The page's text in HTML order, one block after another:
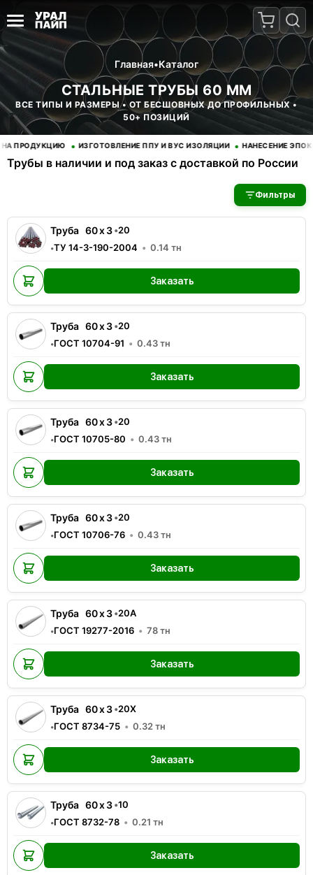
Главная•Каталог
СТАЛЬНЫЕ ТРУБЫ 60 ММ
ВСЕ ТИПЫ И РАЗМЕРЫ • ОТ БЕСШОВНЫХ ДО ПРОФИЛЬНЫХ •
50+ ПОЗИЦИЙ
• ИЗГОТОВЛЕНИЕ ППУ И ВУС ИЗОЛЯЦИИ • НАНЕСЕНИЕ
Трубы в наличии и под заказ с доставкой по России
В наличии 63 позиций трубы стальные. Купить трубы оптом
Фильтры
Труба 60x3•20
•ТУ 14-3-190-2004 0.14 тн
Заказать
Труба 60x3•20
•ГОСТ 10704-91 0.43тн
Заказать
Труба 60x3•20
•ГОСТ 10705-80 0.43тн
Заказать
Труба 60x3•20
•ГОСТ 10706-76 0.43тн
Заказать
Труба 60x3•20А
•ГОСТ 19277-2016 78тн
Заказать
Труба 60x3•20Х
•ГОСТ 8734-75 0.32 тн
Заказать
Труба 60x3•10
•ГОСТ 8732-78 0.21 тн
Заказать